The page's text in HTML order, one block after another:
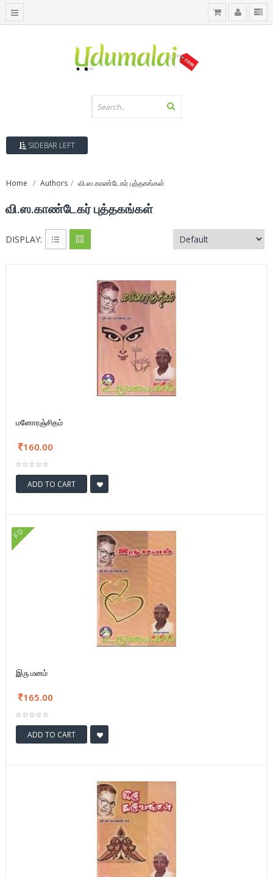
SIDEBAR LEFT
Home Authors வி.ஸ.காண்டேகர் புத்தகங்கள்
வி.ஸ.காண்டேகர் புத்தகங்கள்
DISPLAY:
மனோரஞ்சிதம்
160.00
ADD TO CART
FD
இரு மனம்
165.00
ADD TO CART